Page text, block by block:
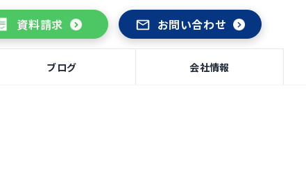
資料請求 お問い合わせ
ブログ 会社情報